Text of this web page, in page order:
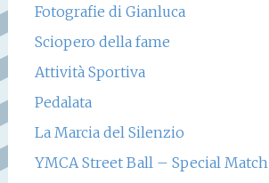
Fotografie di Gianluca
Sciopero della fame
Attività Sportiva
Pedalata
La Marcia del Silenzio
YMCA Street Ball – Special Match